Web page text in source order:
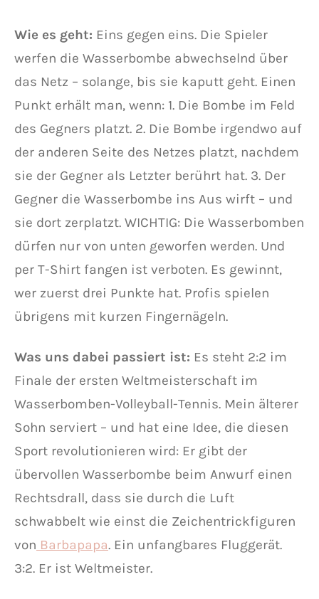
Wie es geht: Eins gegen eins. Die Spieler
werfen die Wasserbombe abwechselnd über
das Netz – solange, bis sie kaputt geht. Einen
Punkt erhält man, wenn: 1. Die Bombe im Feld
des Gegners platzt. 2. Die Bombe irgendwo auf
der anderen Seite des Netzes platzt, nachdem
sie der Gegner als Letzter berührt hat. 3. Der
Gegner die Wasserbombe ins Aus wirft – und
sie dort zerplatzt. WICHTIG: Die Wasserbomben
dürfen nur von unten geworfen werden. Und
per T-Shirt fangen ist verboten. Es gewinnt,
wer zuerst drei Punkte hat. Profis spielen
übrigens mit kurzen Fingernägeln.
Was uns dabei passiert ist: Es steht 2:2 im
Finale der ersten Weltmeisterschaft im
Wasserbomben-Volleyball-Tennis. Mein älterer
Sohn serviert – und hat eine Idee, die diesen
Sport revolutionieren wird: Er gibt der
übervollen Wasserbombe beim Anwurf einen
Rechtsdrall, dass sie durch die Luft
schwabbelt wie einst die Zeichentrickfiguren
von Barbapapa. Ein unfangbares Fluggerät.
3:2. Er ist Weltmeister.